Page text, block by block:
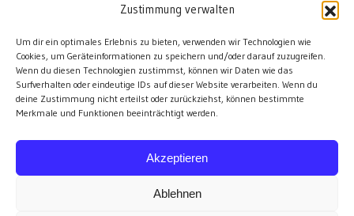
Zustimmung verwalten
Um dir ein optimales Erlebnis zu bieten, verwenden wir Technologien wie
Cookies, um Geräteinformationen zu speichern und/oder darauf zuzugreifen.
Wenn du diesen Technologien zustimmst, können wir Daten wie das
Surfverhalten oder eindeutige IDs auf dieser Website verarbeiten. Wenn du
deine Zustimmung nicht erteilst oder zurückziehst, können bestimmte
Merkmale und Funktionen beeinträchtigt werden.
Akzeptieren
Ablehnen
2026.07.01 Markenwert Studie 2026
2026.07.07 Open Space im Weltmuseum
2026.06.26 PK Wirtschaftsminister und APG Vorstand
alle Events